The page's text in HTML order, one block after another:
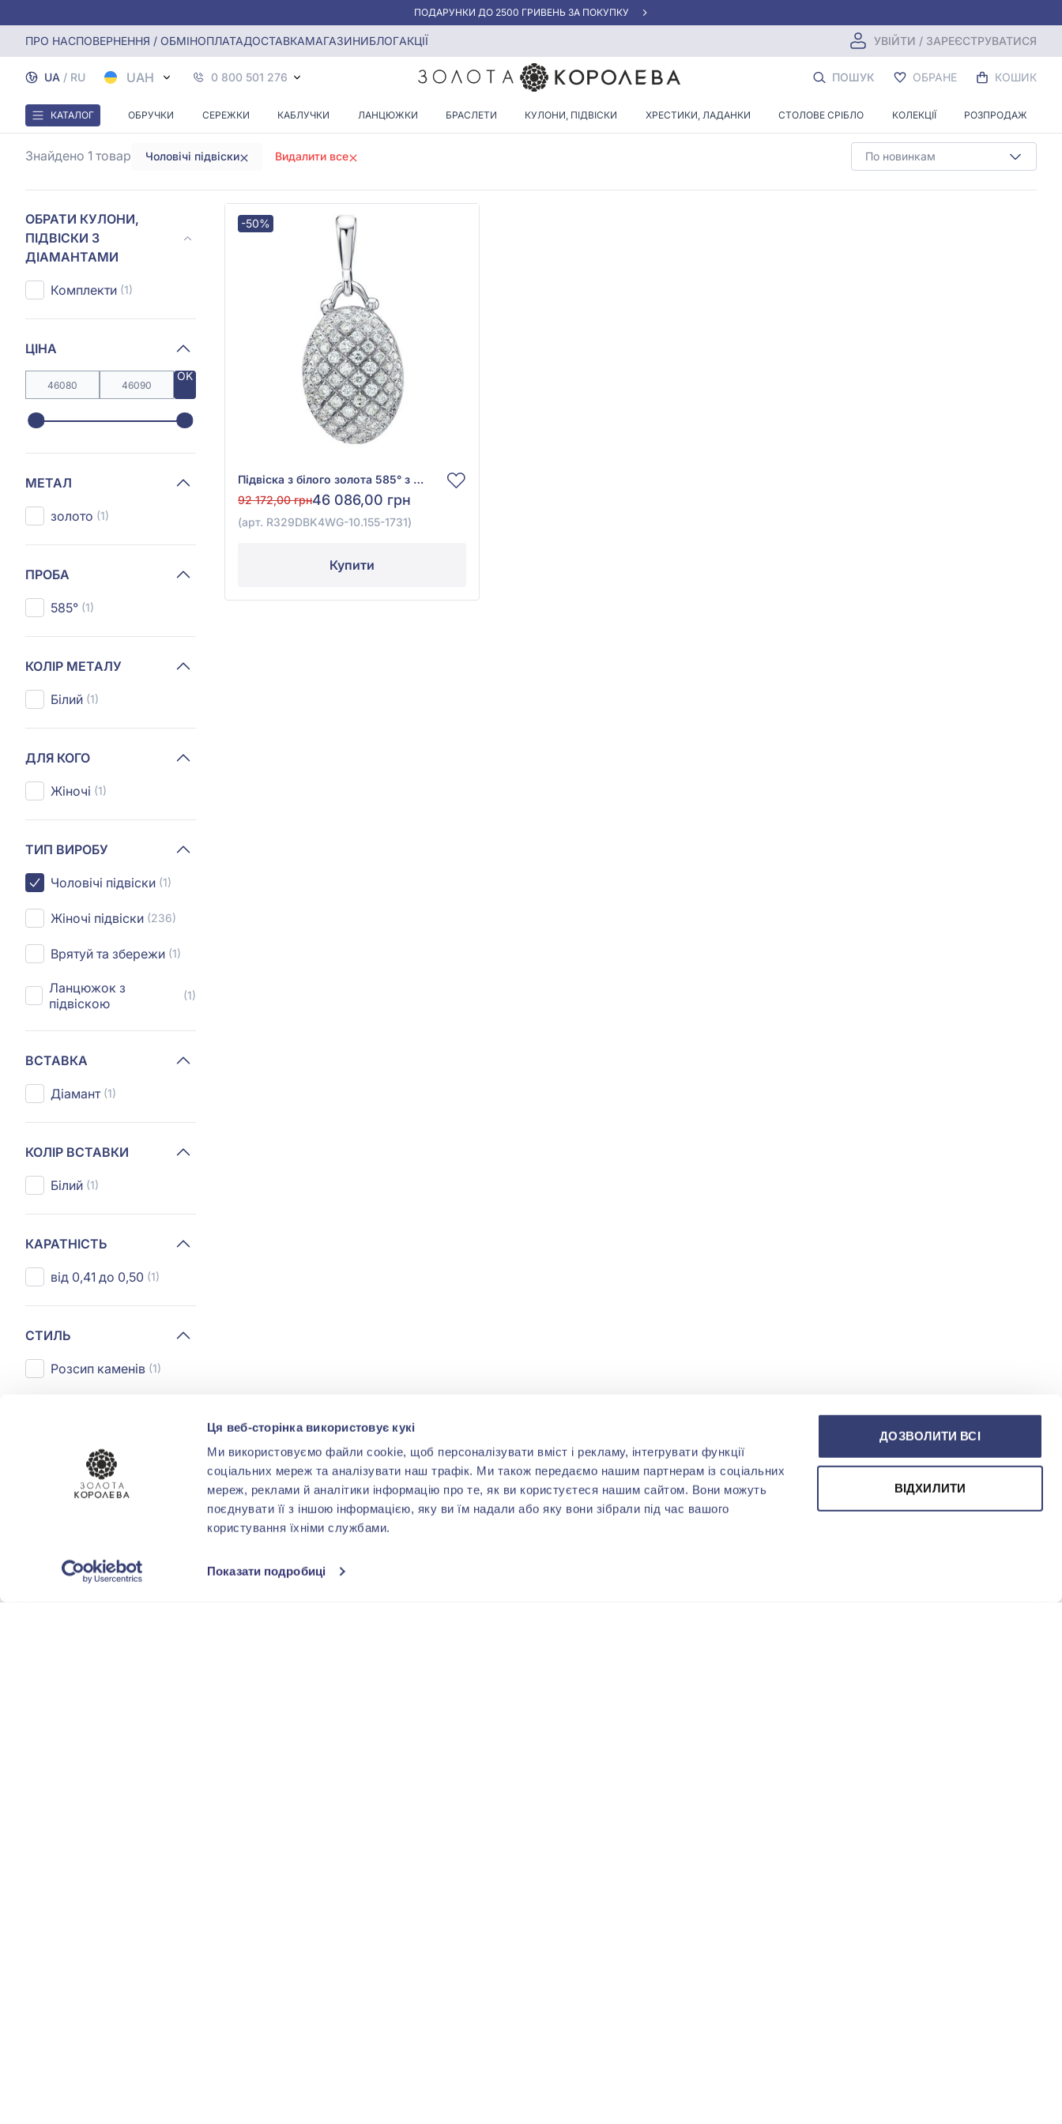
Ця веб-сторінка використовує кукі
Ми використовуємо файли cookie, щоб персоналізувати вміст і рекламу, інтегрувати функції
соціальних мереж та аналізувати наш трафік. Ми також передаємо нашим партнерам із соціальних
мереж, реклами й аналітики інформацію про те, як ви користуєтеся нашим сайтом. Вони можуть
поєднувати її з іншою інформацією, яку ви їм надали або яку вони зібрали під час вашого
користування їхніми службами.
Показати подробиці
ДОЗВОЛИТИ ВСІ
ВІДХИЛИТИ
«КРАЩА ЦІНА» ВІД 5945 ГРН/ГРАМ
ПРО НАСПОВЕРНЕННЯ / ОБМІНОПЛАТАДОСТАВКАМАГАЗИНИБЛОГАКЦІЇ УВІЙТИ / ЗАРЕЄСТРУВАТИСЯ
UA / RU UAH 0 800 501 276 ПОШУК ОБРАНЕ КОШИК
КАТАЛОГ ОБРУЧКИ СЕРЕЖКИ КАБЛУЧКИ ЛАНЦЮЖКИ БРАСЛЕТИ КУЛОНИ, ПІДВІСКИ ХРЕСТИКИ, ЛАДАНКИ СТОЛОВЕ СРІБЛО КОЛЕКЦІЇ РОЗПРОДАЖ
Головна Кулони, Підвіски з діамантами Чоловічі підвіски з діамантами
ЧОЛОВІЧІ ПІДВІСКИ З ДІАМАНТАМИ
По новинкам
Знайдено 1 товар Чоловічі підвіски Видалити все
ОБРАТИ КУЛОНИ,
ПІДВІСКИ З
ДІАМАНТАМИ
Комплекти (1)
ЦІНА
OK
МЕТАЛ
золото (1)
ПРОБА
585° (1)
КОЛІР МЕТАЛУ
Білий (1)
ДЛЯ КОГО
Жіночі (1)
ТИП ВИРОБУ
Чоловічі підвіски (1)
Жіночі підвіски (236)
Врятуй та збережи (1)
Ланцюжок з
підвіскою
(1)
ВСТАВКА
Діамант (1)
КОЛІР ВСТАВКИ
Білий (1)
КАРАТНІСТЬ
від 0,41 до 0,50 (1)
СТИЛЬ
Розсип каменів (1)
Декоративні
-50%
Підвіска з білого золота 585° з діамантом 0,41ct, арт. R329DBK4WG-10.155-1731
92 172,00 грн46 086,00 грн
(арт. R329DBK4WG-10.155-1731)
Купити